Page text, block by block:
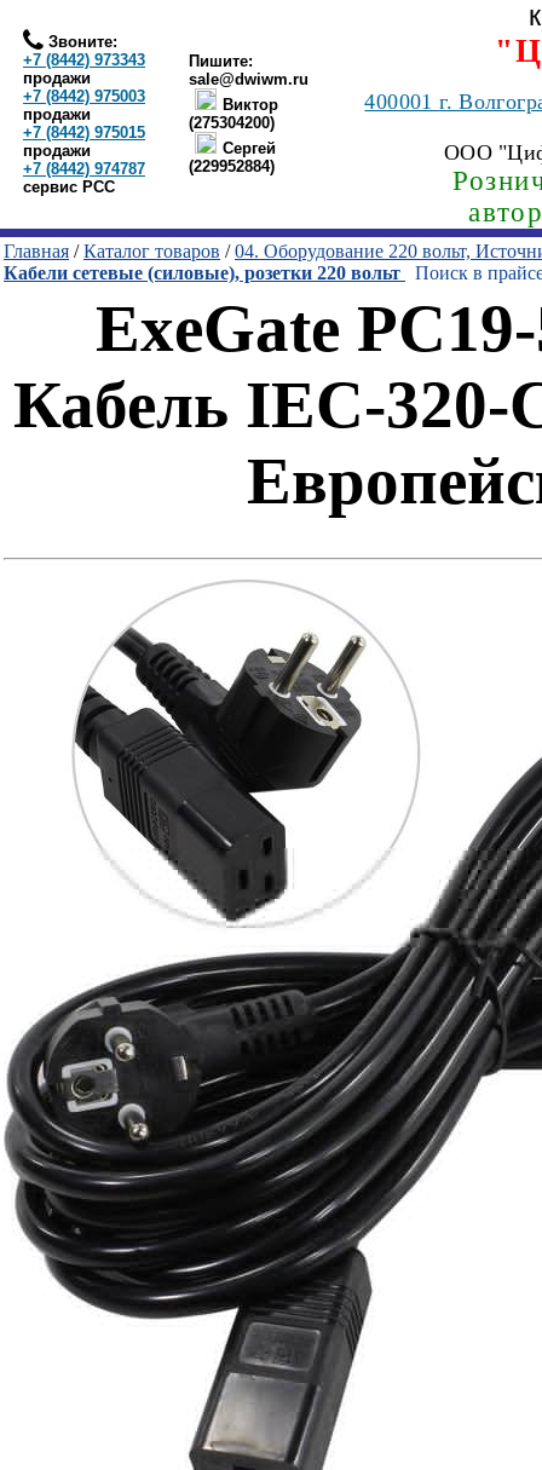
Звоните:
+7 (8442) 973343
продажи
+7 (8442) 975003
продажи
+7 (8442) 975015
продажи
+7 (8442) 974787
сервис РСС
Пишите:
sale@dwiwm.ru
Виктор
(275304200)
Сергей
(229952884)
400001г.
ООО
Главная /Каталог товаров /04. Оборудование 220 вольт,
Кабели сетевые (силовые), розетки 220 вольт
Поиск в
ExeGate
Кабель IEC-320-